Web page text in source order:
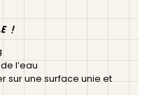
!
l’eau
sur une surface unie et